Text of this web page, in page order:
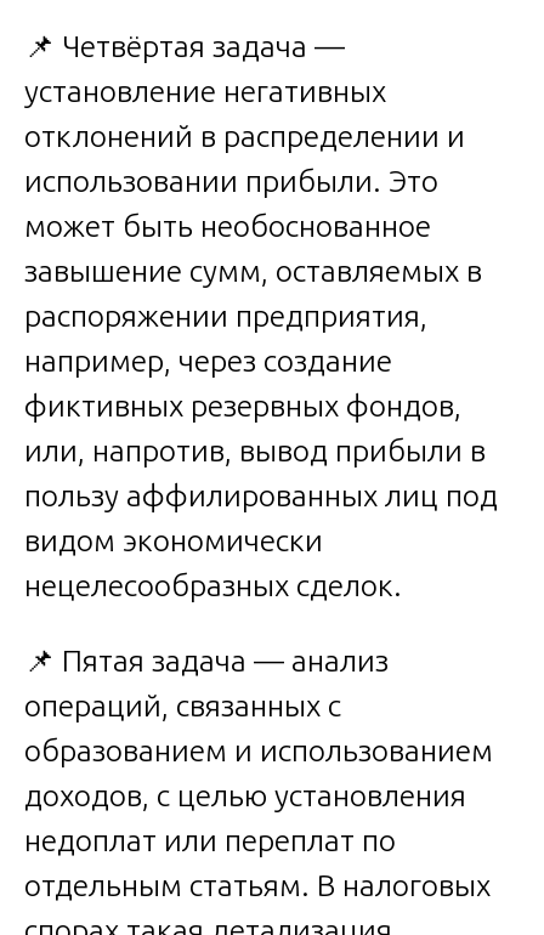
📌 Четвёртая задача —
установление негативных
отклонений в распределении и
использовании прибыли. Это
может быть необоснованное
завышение сумм, оставляемых в
распоряжении предприятия,
например, через создание
фиктивных резервных фондов,
или, напротив, вывод прибыли в
пользу аффилированных лиц под
видом экономически
нецелесообразных сделок.
📌 Пятая задача — анализ
операций, связанных с
образованием и использованием
доходов, с целью установления
недоплат или переплат по
отдельным статьям. В налоговых